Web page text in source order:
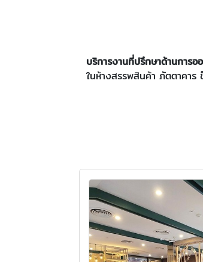
บริการงานที่ปรึกษาด้านการอ
ในห้างสรรพสินค้า ภัตตาคาร